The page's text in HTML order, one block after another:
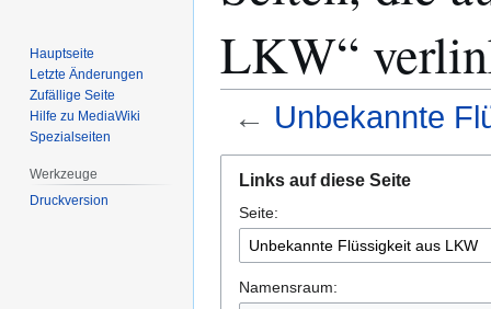
LKW“
← Unbekannte
Navigation
springen
Suche
springen
Links auf diese Seite
Seite:
Namensraum:
Hauptseite
Letzte Änderungen
Zufällige Seite
Hilfe zu MediaWiki
Spezialseiten
Werkzeuge
Druckversion